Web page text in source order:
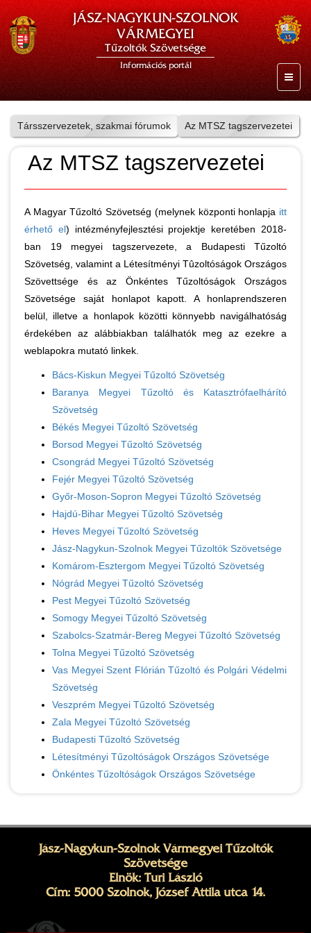
JÁSZ-NAGYKUN-SZOLNOK
VÁRMEGYEI
Tűzoltók Szövetsége
Információs portál
Társszervezetek, szakmai fórumok Az MTSZ tagszervezetei
Az MTSZ tagszervezetei
A Magyar Tűzoltó Szövetség (melynek központi honlapja itt
érhető el) intézményfejlesztési projektje keretében 2018-
ban 19 megyei tagszervezete, a Budapesti Tűzoltó
Szövetség, valamint a Létesítményi Tûzoltóságok Országos
Szövettsége és az Önkéntes Tűzoltóságok Országos
Szövetsége saját honlapot kapott. A honlaprendszeren
belül, illetve a honlapok közötti könnyebb navigálhatóság
érdekében az alábbiakban találhatók meg az ezekre a
weblapokra mutató linkek.
Bács-Kiskun Megyei Tűzoltó Szövetség
Baranya Megyei Tűzoltó és Katasztrófaelhárító
Szövetség
Békés Megyei Tűzoltó Szövetség
Borsod Megyei Tűzoltó Szövetség
Csongrád Megyei Tűzoltó Szövetség
Fejér Megyei Tűzoltó Szövetség
Győr-Moson-Sopron Megyei Tűzoltó Szövetség
Hajdú-Bihar Megyei Tűzoltó Szövetség
Heves Megyei Tűzoltó Szövetség
Jász-Nagykun-Szolnok Megyei Tűzoltók Szövetsége
Komárom-Esztergom Megyei Tűzoltó Szövetség
Nógrád Megyei Tűzoltó Szövetség
Pest Megyei Tűzoltó Szövetség
Somogy Megyei Tűzoltó Szövetség
Szabolcs-Szatmár-Bereg Megyei Tűzoltó Szövetség
Tolna Megyei Tűzoltó Szövetség
Vas Megyei Szent Flórián Tűzoltó és Polgári Védelmi
Szövetség
Veszprém Megyei Tűzoltó Szövetség
Zala Megyei Tűzoltó Szövetség
Budapesti Tűzoltó Szövetség
Létesítményi Tűzoltóságok Országos Szövetsége
Önkéntes Tűzoltóságok Országos Szövetsége
Jász-Nagykun-Szolnok Vármegyei Tűzoltók
Szövetsége
Elnök: Turi László
Cím: 5000 Szolnok, József Attila utca 14.